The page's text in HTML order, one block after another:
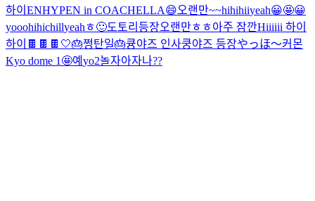
하이 ENHYPEN in COACHELLA😄오랜만~~hihihiiyeah😀🤩😀
yooohihichillyeahㅎ🙂도토리등장오랜만ㅎㅎ아주 잠깐Hiiiiii 하이
하이 🍫 🍫🍫 🤍🎂쩡탄일🎂큥야즈 인사쿵야즈 등장やっほ～커몬
Kyo dome 1 🤩예 yo2놀자아자나??